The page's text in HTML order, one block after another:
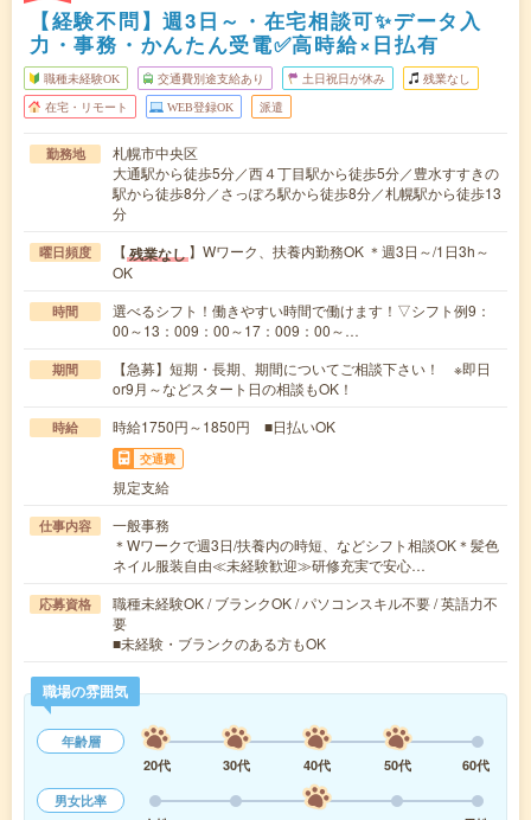
【経験不問】週3日～・在宅相談可✨データ入
力・事務・かんたん受電✅高時給×日払有
職種未経験OK 交通費別途支給あり 土日祝日が休み 残業なし
在宅・リモート WEB登録OK 派遣
勤務地
札幌市中央区
大通駅から徒歩5分／西４丁目駅から徒歩5分／豊水すすきの
駅から徒歩8分／さっぽろ駅から徒歩8分／札幌駅から徒歩13
分
曜日頻度 【残業なし】Wワーク、扶養内勤務OK ＊週3日～/1日3h～
OK
時間
選べるシフト！働きやすい時間で働けます！▽シフト例9：
00～13：009：00～17：009：00～…
期間
【急募】短期・長期、期間についてご相談下さい！ ※即日
or9月～などスタート日の相談もOK！
時給 時給1750円～1850円 ■日払いOK
交通費
規定支給
仕事内容
一般事務
＊Wワークで週3日/扶養内の時短、などシフト相談OK＊髪色
ネイル服装自由≪未経験歓迎≫研修充実で安心…
応募資格
職種未経験OK / ブランクOK / パソコンスキル不要 / 英語力不
要
■未経験・ブランクのある方もOK
職場の雰囲気
年齢層
20代
30代 40代 50代
60代
男女比率